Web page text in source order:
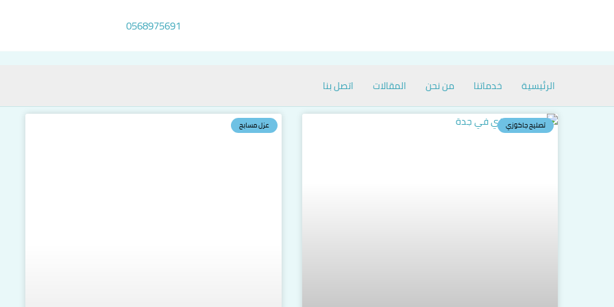
0568975691
الرئيسية خدماتنا من نحن المقالات اتصل بنا
تصليح جاكوزي عزل مسابح